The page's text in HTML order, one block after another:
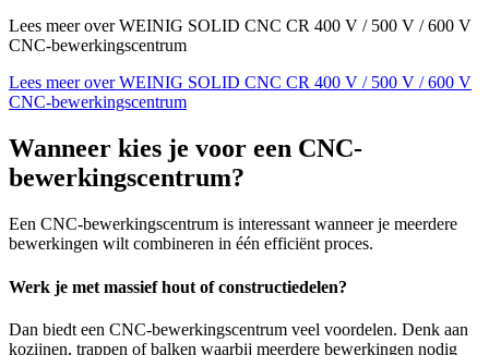
Lees meer over WEINIG SOLID CNC CR 400 V / 500 V / 600 V
CNC-bewerkingscentrum
Lees meer over WEINIG SOLID CNC CR 400 V / 500 V / 600 V
CNC-bewerkingscentrum
Wanneer kies je voor een CNC-
bewerkingscentrum?
Een CNC-bewerkingscentrum is interessant wanneer je meerdere
bewerkingen wilt combineren in één efficiënt proces.
Werk je met massief hout of constructiedelen?
Dan biedt een CNC-bewerkingscentrum veel voordelen. Denk aan
kozijnen, trappen of balken waarbij meerdere bewerkingen nodig